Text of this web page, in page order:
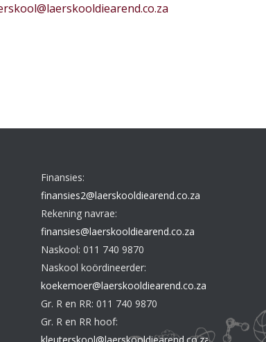
Finansies:
finansies2@laerskooldiearend.co.za
Rekening navrae:
finansies@laerskooldiearend.co.za
Naskool: 011 740 9870
Naskool koördineerder:
koekemoer@laerskooldiearend.co.za
Gr. R en RR: 011 740 9870
Gr. R en RR hoof:
kleuterskool@laerskooldiearend.co.za